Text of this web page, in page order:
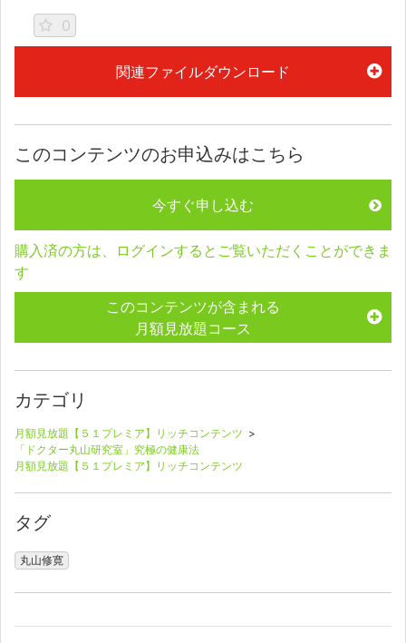
0
関連ファイルダウンロード
このコンテンツのお申込みはこちら
今すぐ申し込む
購入済の方は、ログインするとご覧いただくことができま
す
このコンテンツが含まれる
月額見放題コース
カテゴリ
月額見放題【５１プレミア】リッチコンテンツ >
「ドクター丸山研究室」究極の健康法
月額見放題【５１プレミア】リッチコンテンツ
タグ
丸山修寛